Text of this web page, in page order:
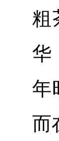
粗
华
年
而